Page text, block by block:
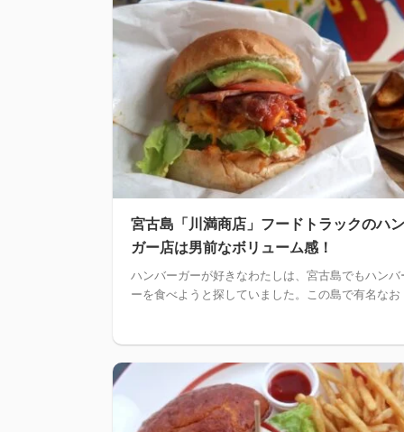
宮古島「川満商店」フードトラックのハ
ガー店は男前なボリューム感！
ハンバーガーが好きなわたしは、宮古島でもハンバ
ーを食べようと探していました。この島で有名なお